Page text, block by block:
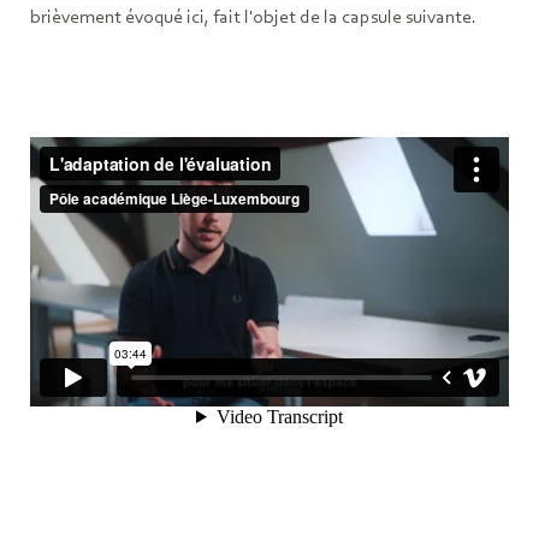
brièvement évoqué ici, fait l'objet de la capsule suivante.